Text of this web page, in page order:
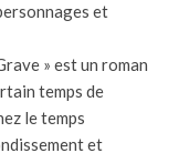
et
» est un roman
temps de
le temps
et